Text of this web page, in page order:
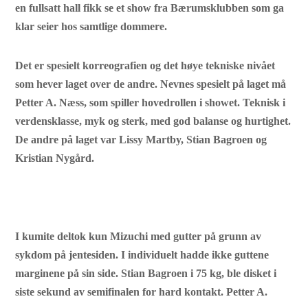
en fullsatt hall fikk se et show fra Bærumsklubben som ga
klar seier hos samtlige dommere.
Det er spesielt korreografien og det høye tekniske nivået
som hever laget over de andre. Nevnes spesielt på laget må
Petter A. Næss, som spiller hovedrollen i showet. Teknisk i
verdensklasse, myk og sterk, med god balanse og hurtighet.
De andre på laget var Lissy Martby, Stian Bagroen og
Kristian Nygård.
I kumite deltok kun Mizuchi med gutter på grunn av
sykdom på jentesiden. I individuelt hadde ikke guttene
marginene på sin side. Stian Bagroen i 75 kg, ble disket i
siste sekund av semifinalen for hard kontakt. Petter A.